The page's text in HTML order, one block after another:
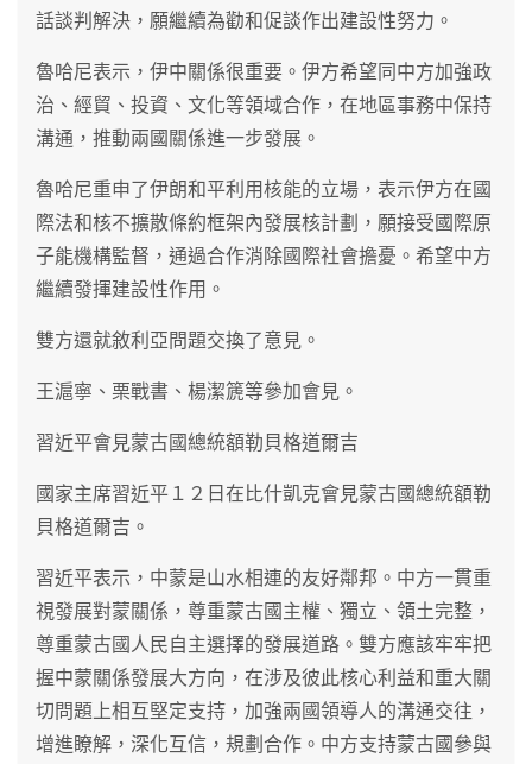
話談判解決，願繼續為勸和促談作出建設性努力。
魯哈尼表示，伊中關係很重要。伊方希望同中方加強政
治、經貿、投資、文化等領域合作，在地區事務中保持
溝通，推動兩國關係進一步發展。
魯哈尼重申了伊朗和平利用核能的立場，表示伊方在國
際法和核不擴散條約框架內發展核計劃，願接受國際原
子能機構監督，通過合作消除國際社會擔憂。希望中方
繼續發揮建設性作用。
雙方還就敘利亞問題交換了意見。
王滬寧、栗戰書、楊潔篪等參加會見。
習近平會見蒙古國總統額勒貝格道爾吉
國家主席習近平１２日在比什凱克會見蒙古國總統額勒
貝格道爾吉。
習近平表示，中蒙是山水相連的友好鄰邦。中方一貫重
視發展對蒙關係，尊重蒙古國主權、獨立、領土完整，
尊重蒙古國人民自主選擇的發展道路。雙方應該牢牢把
握中蒙關係發展大方向，在涉及彼此核心利益和重大關
切問題上相互堅定支持，加強兩國領導人的溝通交往，
增進瞭解，深化互信，規劃合作。中方支持蒙古國參與